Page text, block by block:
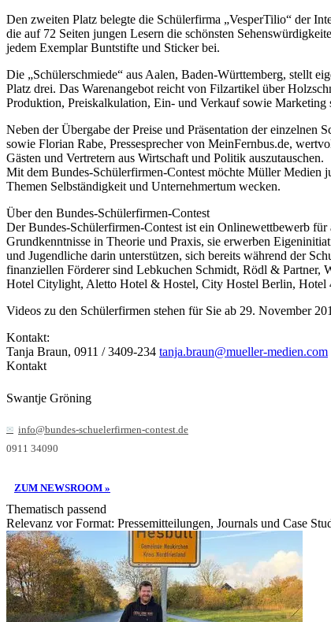
Den zweiten Platz belegte die Schülerfirma „VesperTilio“ der
die auf 72 Seiten jungen Lesern die schönsten
jedem Exemplar Buntstifte und Sticker bei.
Die „Schülerschmiede“ aus Aalen, Baden-Württemberg, stellt
Platz drei. Das Warenangebot reicht von Filzartikel über
Produktion, Preiskalkulation, Ein- und Verkauf sowie Marketing
Neben der Übergabe der Preise und Präsentation der
sowie Florian Rabe, Pressesprecher von MeinFernbus.de,
Gästen und Vertretern aus Wirtschaft und Politik auszutauschen.
Mit dem Bundes-Schülerfirmen-Contest möchte Müller Medien
Themen Selbständigkeit und Unternehmertum wecken.
Über den Bundes-Schülerfirmen-Contest
Der Bundes-Schülerfirmen-Contest ist ein Onlinewettbewerb
Grundkenntnisse in Theorie und Praxis, sie erwerben
und Jugendliche darin unterstützen, sich bereits während der
finanziellen Förderer sind Lebkuchen Schmidt, Rödl &
Hotel Citylight, Aletto Hotel & Hostel, City Hostel Berlin, Hotel
Videos zu den Schülerfirmen stehen für Sie ab 29. November
Kontakt:
Tanja Braun, 0911 / 3409-234 tanja.braun@mueller-medien.com
Kontakt
Swantje Gröning
info@bundes-schuelerfirmen-contest.de
0911 34090
ZUM NEWSROOM »
Thematisch passend
Relevanz vor Format: Pressemitteilungen, Journals und Case